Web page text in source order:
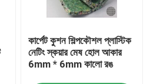
কার্পেট কুশন শিল্পকৌশল প্লাস্টিক
নেটিং স্কয়ার মেষ হোল আকার
6mm * 6mm কালো রঙ